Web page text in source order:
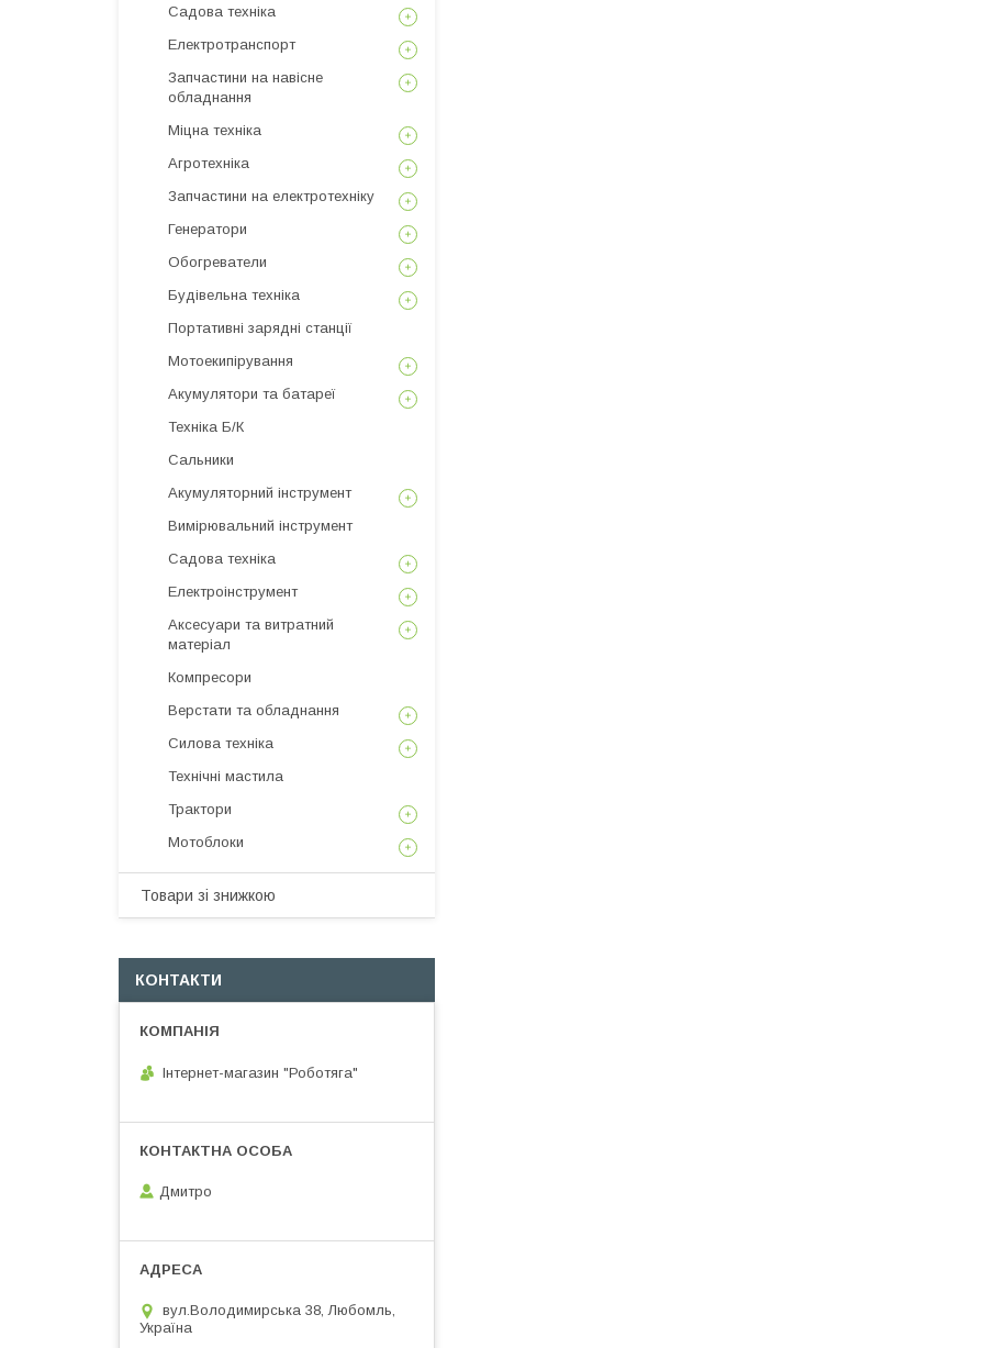
Садова техніка
Електротранспорт
Запчастини на навісне
обладнання
Міцна техніка
Агротехніка
Запчастини на електротехніку
Генератори
Обогреватели
Будівельна техніка
Портативні зарядні станції
Мотоекипірування
Акумулятори та батареї
Техніка Б/К
Сальники
Акумуляторний інструмент
Вимірювальний інструмент
Садова техніка
Електроінструмент
Аксесуари та витратний
матеріал
Компресори
Верстати та обладнання
Силова техніка
Технічні мастила
Трактори
Мотоблоки
Товари зі знижкою
КОНТАКТИ
Інтернет-магазин "Роботяга"
Дмитро
вул.Володимирська 38, Любомль,
Україна